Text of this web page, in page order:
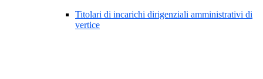
Titolari di incarichi dirigenziali amministrativi di
vertice